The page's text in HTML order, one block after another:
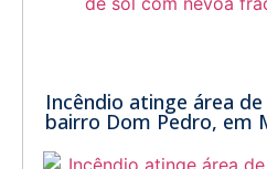
Incêndio atinge área
bairro Dom Pedro, em